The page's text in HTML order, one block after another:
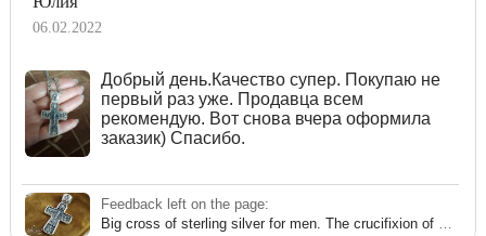
06.02.2022
Добрый день.Качество супер. Покупаю не
первый раз уже. Продавца всем
рекомендую. Вот снова вчера оформила
заказик) Спасибо.
Feedback left on the page: